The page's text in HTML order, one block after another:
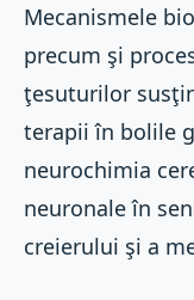
Mecanismele
precum şi
ţesuturilor
terapii în bolile
neurochimia
neuronale în
creierului şi a